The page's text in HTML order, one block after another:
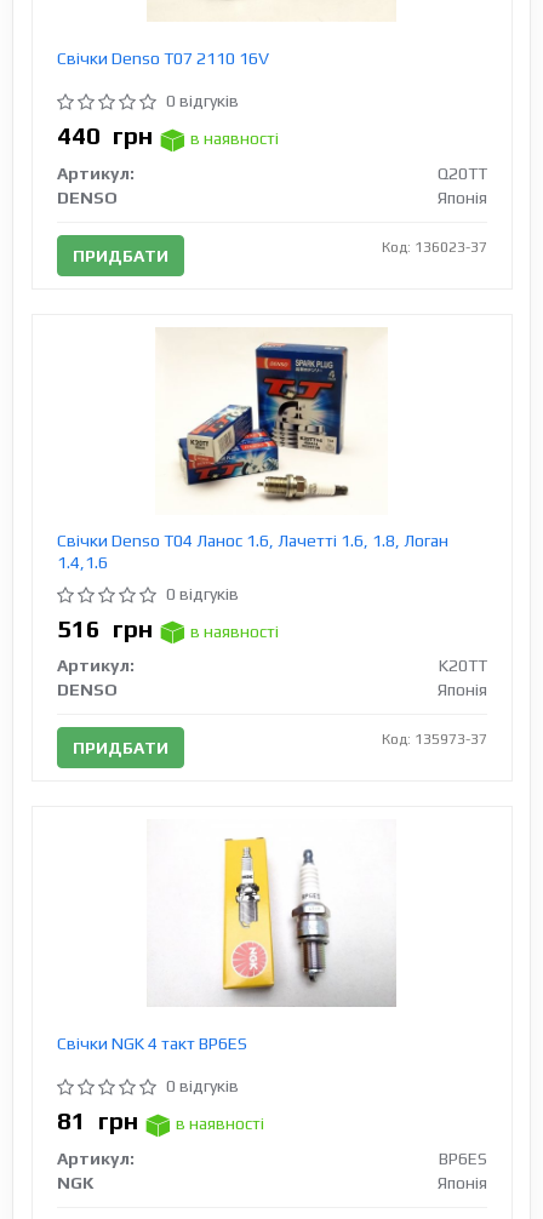
Свічки Denso T07 2110 16V
0 відгуків
440 грн
в наявності
Артикул:
Q20TT
DENSO
Японія
ПРИДБАТИ Код: 136023-37
Свічки Denso T04 Ланос 1.6, Лачетті 1.6, 1.8, Логан
1.4,1.6
0 відгуків
516 грн
в наявності
Артикул:
K20TT
DENSO
Японія
ПРИДБАТИ Код: 135973-37
Свічки NGK 4 такт BP6ES
0 відгуків
81 грн
в наявності
Артикул:
BP6ES
NGK
Японія